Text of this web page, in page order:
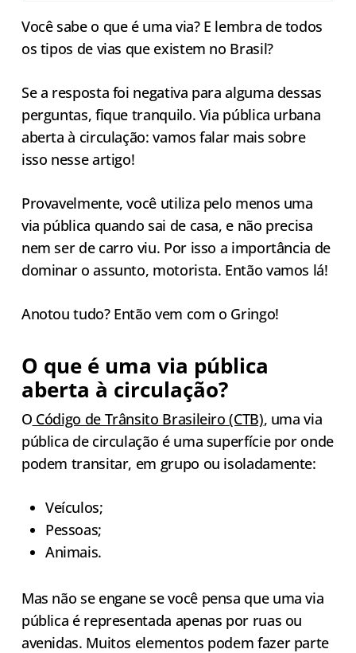
Você sabe o que é uma via? E lembra de todos
os tipos de vias que existem no Brasil?
Se a resposta foi negativa para alguma dessas
perguntas, fique tranquilo. Via pública urbana
aberta à circulação: vamos falar mais sobre
isso nesse artigo!
Provavelmente, você utiliza pelo menos uma
via pública quando sai de casa, e não precisa
nem ser de carro viu. Por isso a importância de
dominar o assunto, motorista. Então vamos lá!
Anotou tudo? Então vem com o Gringo!
O que é uma via pública
aberta à circulação?
O Código de Trânsito Brasileiro (CTB), uma via
pública de circulação é uma superfície por onde
podem transitar, em grupo ou isoladamente:
Veículos;
Pessoas;
Animais.
Mas não se engane se você pensa que uma via
pública é representada apenas por ruas ou
avenidas. Muitos elementos podem fazer parte